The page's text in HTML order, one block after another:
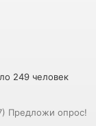
249 человек
Предложи опрос!